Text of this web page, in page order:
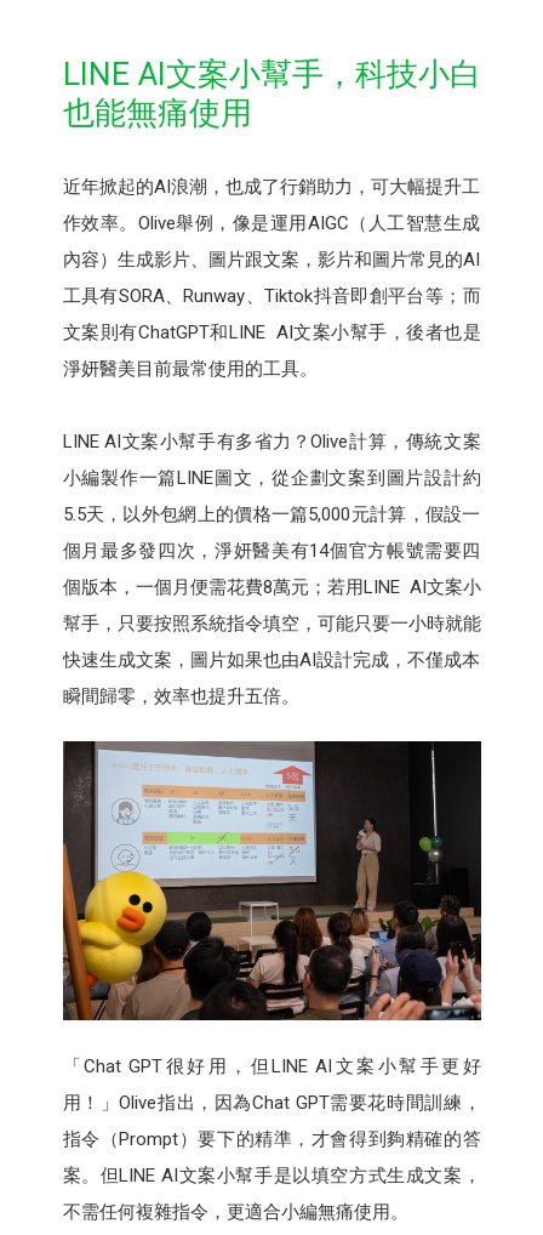
LINE AI文案小幫手，科技小白
也能無痛使用
近年掀起的AI浪潮，也成了行銷助力，可大幅提升工
作效率。Olive舉例，像是運用AIGC（人工智慧生成
內容）生成影片、圖片跟文案，影片和圖片常見的AI
工具有SORA、Runway、Tiktok抖音即創平台等；而
文案則有ChatGPT和LINE AI文案小幫手，後者也是
淨妍醫美目前最常使用的工具。
LINE AI文案小幫手有多省力？Olive計算，傳統文案
小編製作一篇LINE圖文，從企劃文案到圖片設計約
5.5天，以外包網上的價格一篇5,000元計算，假設一
個月最多發四次，淨妍醫美有14個官方帳號需要四
個版本，一個月便需花費8萬元；若用LINE AI文案小
幫手，只要按照系統指令填空，可能只要一小時就能
快速生成文案，圖片如果也由AI設計完成，不僅成本
瞬間歸零，效率也提升五倍。
「Chat GPT很好用，但LINE AI文案小幫手更好
用！」Olive指出，因為Chat GPT需要花時間訓練，
指令（Prompt）要下的精準，才會得到夠精確的答
案。但LINE AI文案小幫手是以填空方式生成文案，
不需任何複雜指令，更適合小編無痛使用。